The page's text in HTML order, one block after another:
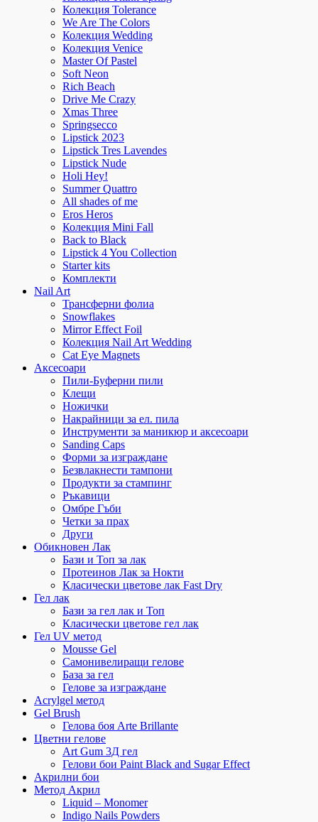
Колекция Tolerance
We Are The Colors
Колекция Wedding
Колекция Venice
Master Of Pastel
Soft Neon
Rich Beach
Drive Me Crazy
Xmas Three
Springsecco
Lipstick 2023
Lipstick Tres Lavendes
Lipstick Nude
Holi Hey!
Summer Quattro
All shades of me
Eros Heros
Колекция Mini Fall
Back to Black
Lipstick 4 You Collection
Starter kits
Комплекти
Nail Art
Трансферни фолиа
Snowflakes
Mirror Effect Foil
Колекция Nail Art Wedding
Cat Eye Magnets
Аксесоари
Пили-Буферни пили
Клещи
Ножички
Накрайници за ел. пила
Инструменти за маникюр и аксесоари
Sanding Caps
Форми за изграждане
Безвлакнести тампони
Продукти за стампинг
Ръкавици
Омбре Гъби
Четки за прах
Други
Обикновен Лак
Бази и Топ за лак
Протеинов Лак за Нокти
Класически цветове лак Fast Dry
Гел лак
Бази за гел лак и Топ
Класически цветове гел лак
Гел UV метод
Mousse Gel
Самонивелиращи гелове
База за гел
Гелове за изграждане
Acrylgel метод
Gel Brush
Гелова боя Arte Brillante
Цветни гелове
Art Gum 3Д гел
Гелови бои Paint Black and Sugar Effect
Акрилни бои
Метод Акрил
Liquid – Monomer
Indigo Nails Powders